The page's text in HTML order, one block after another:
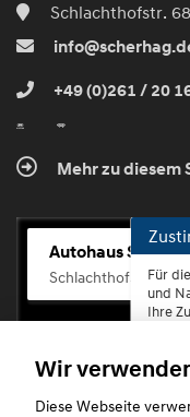
Schlachthofstr.
+49 (0)261 / 20
Mehr zu diesem
Autohaus
Schlachthofstr. 68,
Für
und
Ihre
Wir
Diese Webseite